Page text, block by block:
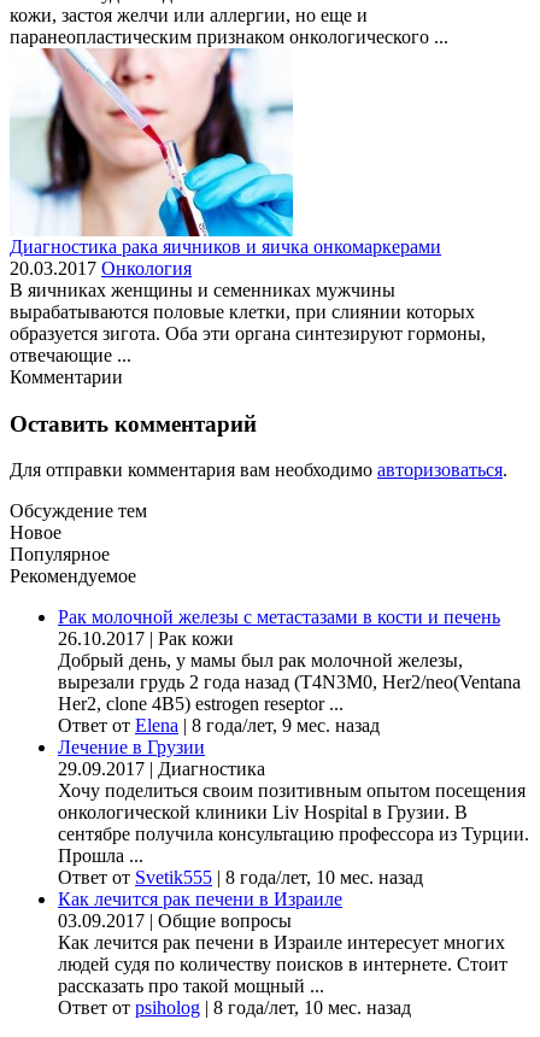
кожи, застоя желчи или аллергии, но еще и
паранеопластическим признаком онкологического ...
Диагностика рака яичников и яичка онкомаркерами
20.03.2017 Онкология
В яичниках женщины и семенниках мужчины
вырабатываются половые клетки, при слиянии которых
образуется зигота. Оба эти органа синтезируют гормоны,
отвечающие ...
Комментарии
Оставить комментарий
Для отправки комментария вам необходимо авторизоваться.
Обсуждение тем
Новое
Популярное
Рекомендуемое
Рак молочной железы с метастазами в кости и печень
26.10.2017 | Рак кожи
Добрый день, у мамы был рак молочной железы,
вырезали грудь 2 года назад (Т4N3M0, Her2/neo(Ventana
Her2, clone 4B5) estrogen reseptor ...
Ответ от Elena | 8 года/лет, 9 мес. назад
Лечение в Грузии
29.09.2017 | Диагностика
Хочу поделиться своим позитивным опытом посещения
онкологической клиники Liv Hospital в Грузии. В
сентябре получила консультацию профессора из Турции.
Прошла ...
Ответ от Svetik555 | 8 года/лет, 10 мес. назад
Как лечится рак печени в Израиле
03.09.2017 | Общие вопросы
Как лечится рак печени в Израиле интересует многих
людей судя по количеству поисков в интернете. Стоит
рассказать про такой мощный ...
Ответ от psiholog | 8 года/лет, 10 мес. назад